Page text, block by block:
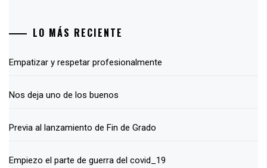
LO MÁS RECIENTE
Empatizar y respetar profesionalmente
Nos deja uno de los buenos
Previa al lanzamiento de Fin de Grado
Empiezo el parte de guerra del covid_19